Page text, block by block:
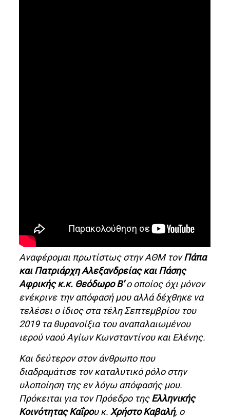
Αναφέρομαι πρωτίστως στην ΑΘΜ τονΠάπα
και Πατριάρχη Αλεξανδρείας και Πάσης
Αφρικής κ.κ. Θεόδωρο Β’ο οποίος όχι μόνον
ενέκρινε την απόφασή μου αλλά δέχθηκε να
τελέσει ο ίδιος στα τέλη Σεπτεμβρίου του
2019 τα θυρανοίξια του αναπαλαιωμένου
ιερού ναού Αγίων Κωνσταντίνου και Ελένης.
Και δεύτερον στον άνθρωπο που
διαδραμάτισε τον καταλυτικό ρόλο στην
υλοποίηση της εν λόγω απόφασής μου.
Πρόκειται για τον Πρόεδρο τηςΕλληνικής
Κοινότητας Καΐρου κ. Χρήστο Καβαλή, ο